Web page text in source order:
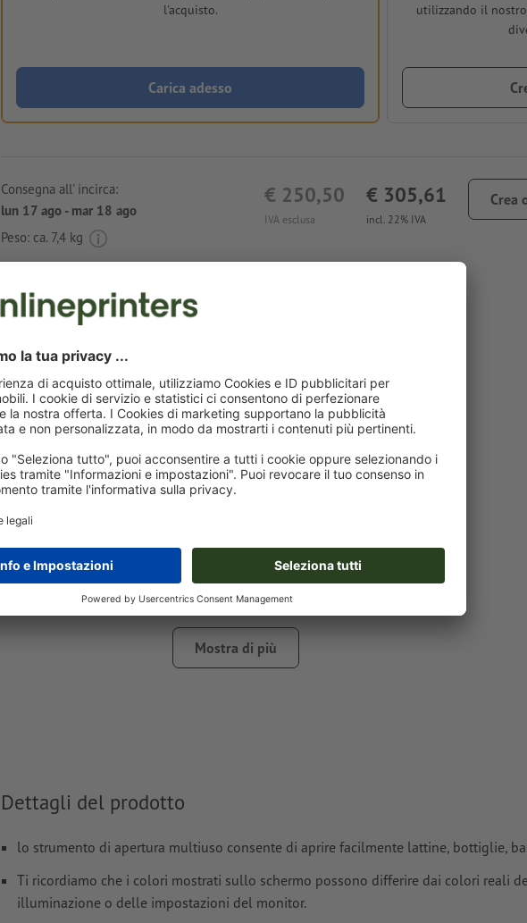
l'acquisto.
Carica adesso
utilizzando il
IVA esclusa
€ 250,50
incl. 22% IVA
€ 305,61 Crea
Consegna all' incirca:
lun 17 ago - mar 18 ago
Peso: ca. 7,4 kg
multiuso Odessa
Formato dei dati: 4 x 0,8 cm
Non correggiamo
errori di ortografia e sintassi
Come colori per il motivo è possibile scegliere fino a un massimo di due
colori speciali.
cromatica Pantone FORMULA GUIDE Solid Coated (ad es. "Pantone 286
C").
Non sono possibili né i colori metallizzati né neon.
L’oro (Pantone 871 C) e l’argento (Pantone 877 C) sono disponibili come
colori di stampa. La preghiamo pertanto di nominare il colore a tinta
I file PDF pronti per la stampa devono contenere solo i vettori; le
immagini e i modelli in formato JPEG o TIFF non sono ritenuti idonei
Ulteriori informazioni e suggerimenti in merito ai dati vettorialisi
Mostra di più
Dettagli del prodotto
lo strumento di apertura multiuso consente di aprire facilmente lattine, bottiglie,
Ti ricordiamo che i colori mostrati sullo schermo possono differire dai colori reali
illuminazione o delle impostazioni del monitor.